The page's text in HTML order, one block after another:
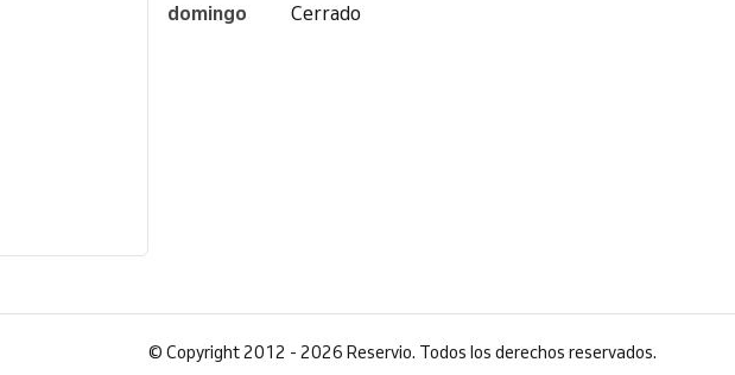
domingo
Cerrado
© Copyright 2012 - 2026 Reservio. Todos los derechos reservados.